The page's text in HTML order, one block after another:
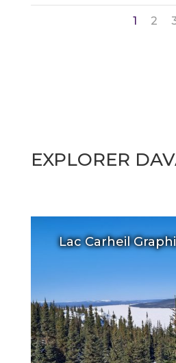
1 2
EXPLORER
Lac Carheil